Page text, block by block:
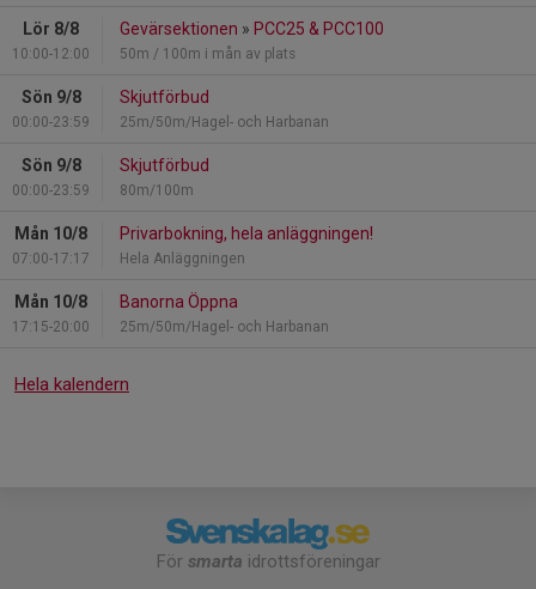
Lör 8/8
10:00-12:00
Gevärsektionen » PCC25 & PCC100
50m / 100m i mån av plats
Sön 9/8
00:00-23:59
Skjutförbud
25m/50m/Hagel- och Harbanan
Sön 9/8
00:00-23:59
Skjutförbud
80m/100m
Mån 10/8
07:00-17:17
Privarbokning, hela anläggningen!
Hela Anläggningen
Mån 10/8
17:15-20:00
Banorna Öppna
25m/50m/Hagel- och Harbanan
Hela kalendern
För smarta idrottsföreningar